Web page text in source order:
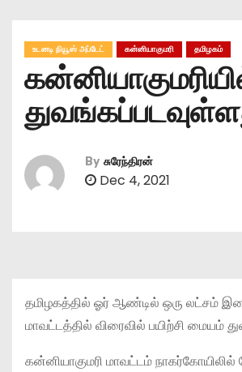
உடனடி நியூஸ் அப்டேட் கன்னியாகுமரி தமிழகம்
By சுரேந்திரன்
Dec 4, 2021
தமிழகத்தில் ஓர் ஆண்டில் ஒரு லட்சம்
மாவட்டத்தில் விரைவில் பயிற்சி மையம்
கன்னியாகுமரி மாவட்டம்